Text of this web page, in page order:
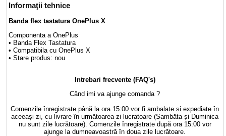
Informaţii tehnice
Banda flex tastatura OnePlus X
Componenta a OnePlus
• Banda Flex Tastatura
• Compatibila cu OnePlus X
• Stare produs: nou
Intrebari frecvente (FAQ's)
Când imi va ajunge comanda ?
Comenzile înregistrate până la ora 15:00 vor fi ambalate si expediate în
aceeași zi, cu livrare în următoarea zi lucratoare (Sambăta și Duminica
nu sunt zile lucrătoare). Comenzile înregistrate după ora 15:00 vor
ajunge la dumneavoastră în doua zile lucrătoare.